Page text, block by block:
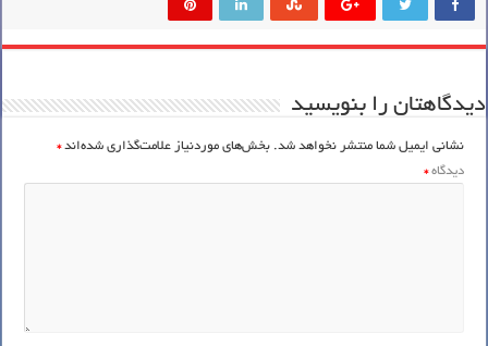
دیدگاهتان را بنویسید
نشانی ایمیل شما منتشر نخواهد شد. بخش‌های موردنیاز علامت‌گذاری شده‌اند*
دیدگاه*